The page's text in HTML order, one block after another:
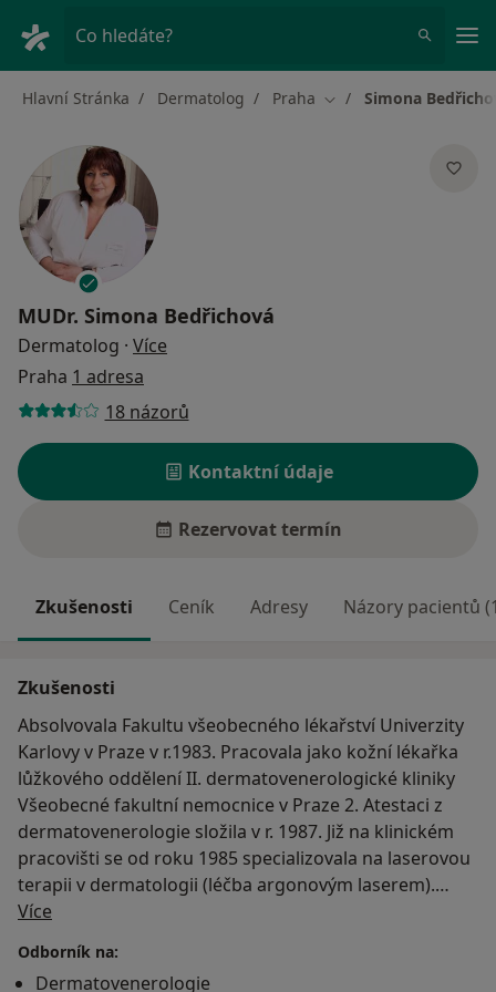
Co hledáte?
Hlavní Stránka Dermatolog Praha Změna města
Simona
MUDr. Simona Bedřichová
Dermatolog · Více
Praha 1 adresa
18 názorů
Kontaktní údaje
Rezervovat termín
Zkušenosti Ceník Adresy Názory pacientů
Zkušenosti
Absolvovala Fakultu všeobecného lékařství Univerzity
Karlovy v Praze v r.1983. Pracovala jako kožní lékařka
lůžkového oddělení II. dermatovenerologické kliniky
Všeobecné fakultní nemocnice v Praze 2. Atestaci z
dermatovenerologie složila v r. 1987. Již na klinickém
pracovišti se od roku 1985 specializovala na laserovou
terapii v dermatologii (léčba argonovým laserem).
Od roku 1997, kdy na český medicínský trh pronikly
světové firmy zabývající se výrobou laserové
Více
Odborník na:
Dermatovenerologie